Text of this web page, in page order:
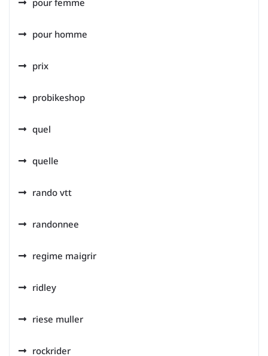
pour femme
pour homme
prix
probikeshop
quel
quelle
rando vtt
randonnee
regime maigrir
ridley
riese muller
rockrider